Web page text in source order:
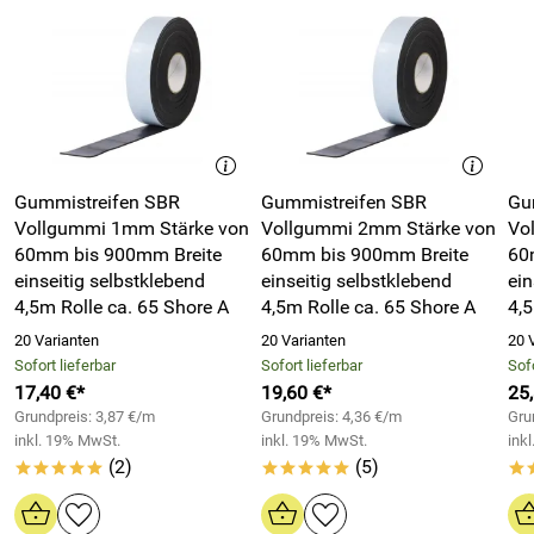
Mit 3 mm Stärke, Breiten von 20 mm bis 50 mm und
selbstklebender Ausführung lassen sich Gummistreifen
schnell montieren und flexibel für technische Dichtungen,
Entkopplung und Schutzanwendungen einsetzen. SBR
überzeugt dabei durch gute Abriebfestigkeit, Elastizität und
hohe mechanische Belastbarkeit.
Vorteile von Gummistreifen SBR Vollgummi - 3mm Stärke
9,5m Rolle - selbstklebend
9,5 Meter Rollenlänge
- ideal für lange Dichtstrecken,
wirtschaftliche Zuschnitte und mehrere Anwendungen
Breiten von 20mm bis 50mm verfügbar
schmale Dichtflächen, Profile und technische Übergänge
3 mm Materialstärke
- unterstützt Druckaufnahme,
Dämpfung und Entkopplung bei mechanisch belasteten
Bauteilen
Ca. 65 Shore A Härte
- ausgewogene Kombination aus
Elastizität und Formstabilität bei technischen
*****
Verifizierte Bewertung
Blitzschnelle Lieferung, gute Ware, vielen Dank.
Kaufdatum: 26.10.2022
Bewertungsdatum: 08.11.2022
Pfeifer *****
Verifizierte Bewertung
Lieferung schnell, Band gut, alles gut. Bin sehr zufrieden.
Kaufdatum: 25.08.2021
Bewertungsdatum: 07.09.2021
Thomas *****
Verifizierte Bewertung
Gummistreifen SBR
Vollgummi 1mm Stärke von
60mm bis 900mm Breite
einseitig selbstklebend
4,5m Rolle ca. 65 Shore A
20 Varianten
Sofort lieferbar
17,40 €*
Grundpreis: 3,87 €/m
inkl. 19% MwSt.
***** (2)
Gummistreifen SBR
Vollgummi 2mm Stärke von
60mm bis 900mm Breite
einseitig selbstklebend
4,5m Rolle ca. 65 Shore A
20 Varianten
Sofort lieferbar
19,60 €*
Grundpreis: 4,36 €/m
inkl. 19% MwSt.
***** (5)
20